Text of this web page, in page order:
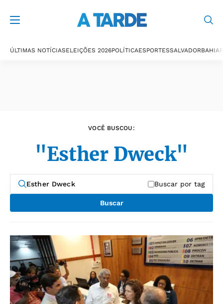
ÚLTIMAS NOTÍCIASELEIÇÕES 2026POLÍTICAESPORTESSALVADORBAHIA
VOCÊ BUSCOU:
"Esther Dweck"
Buscar por tag
Buscar